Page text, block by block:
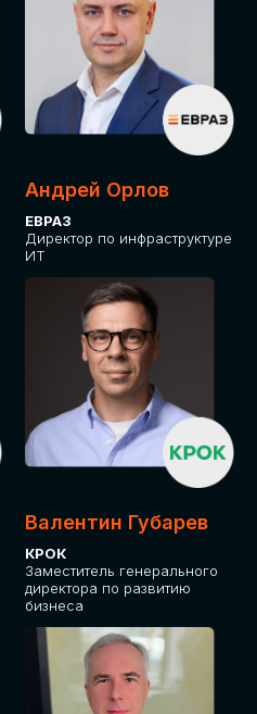
Андрей Орлов
ЕВРАЗ
Директор по инфраструктуре
ИТ
Валентин Губарев
КРОК
Заместитель генерального
директора по развитию
бизнеса